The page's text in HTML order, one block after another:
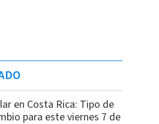
en Costa Rica: Tipo de
para este viernes 7 de